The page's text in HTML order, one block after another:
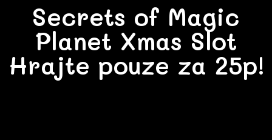
Secrets of Magic
Planet Xmas Slot
Hrajte pouze za 25p!